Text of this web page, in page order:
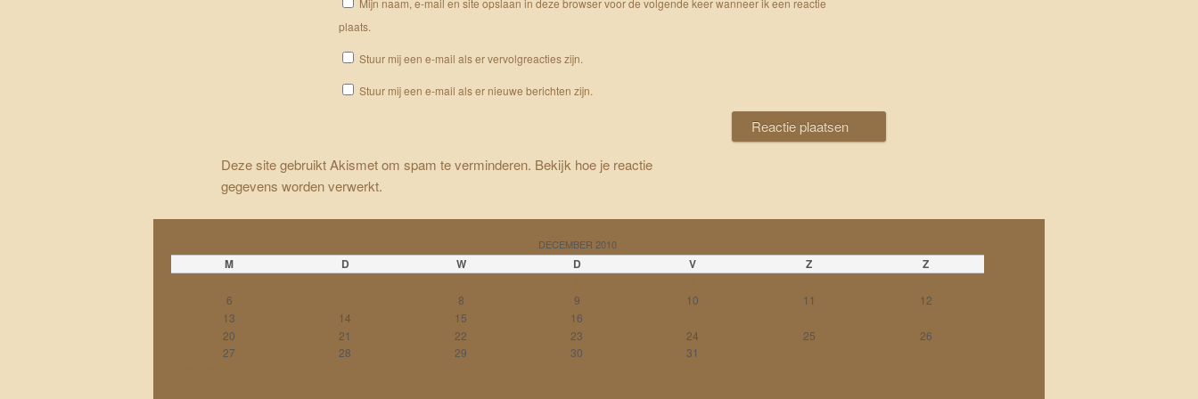
plaats.
Stuur mij een e-mail als er vervolgreacties zijn.
Stuur mij een e-mail als er nieuwe berichten zijn.
Deze site gebruikt Akismet om spam te verminderen. Bekijk hoe je reactie
gegevens worden verwerkt.
DECEMBER 2010
M D W D V Z
Z
6 8 9 10 11
12
13
14 15 16
20 21 22 23 24 25
26
27
28 29 30 31